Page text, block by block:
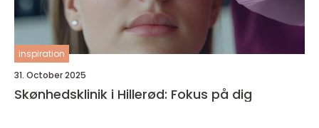
inspiration
31. October 2025
Skønhedsklinik i Hillerød: Fokus på dig